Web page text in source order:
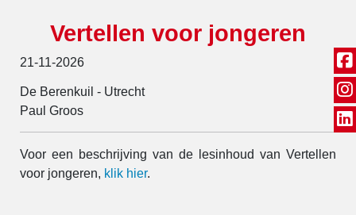
Vertellen voor jongeren
21-11-2026
De Berenkuil - Utrecht
Paul Groos
Voor een beschrijving van de lesinhoud van Vertellen
voor jongeren, klik hier.